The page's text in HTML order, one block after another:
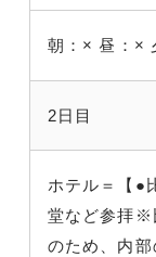
朝：× 昼：×
2日目
ホテル＝【●
堂など参拝※
のため、内